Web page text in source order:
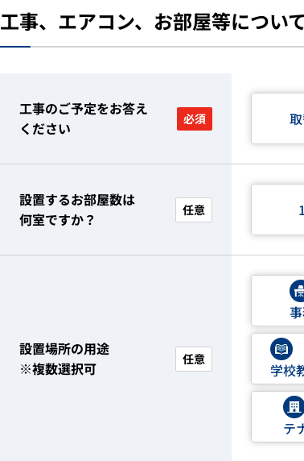
工事、エアコン、お部屋等につい
工事のご予定をお答え
ください
必須
設置するお部屋数は
何室ですか？
任意
設置場所の用途
※複数選択可
任意
学校
テ